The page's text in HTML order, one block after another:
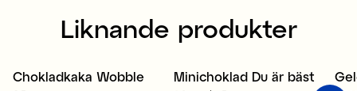
Liknande produkter
Chokladkaka Wobble Minichoklad Du är bäst